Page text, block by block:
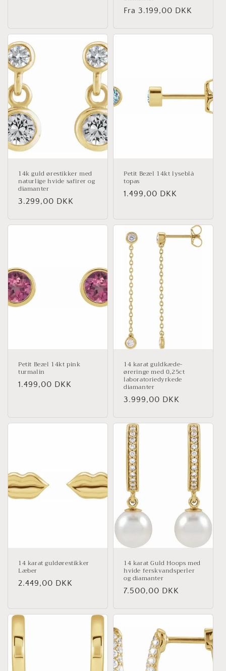
Normalpris
Fra 3.199,00 DKK
14k guld ørestikker med
naturlige hvide safirer og
diamanter
Normalpris
3.299,00 DKK
Petit Bezel 14kt lyseblå
topas
Normalpris
1.499,00 DKK
Petit Bezel 14kt pink
turmalin
Normalpris
1.499,00 DKK
14 karat guldkæde-
øreringe med 0,25ct
laboratoriedyrkede
diamanter
Normalpris
3.999,00 DKK
14 karat guldørestikker
Læber
Normalpris
2.449,00 DKK
14 karat Guld Hoops med
hvide ferskvandsperler
og diamanter
Normalpris
7.500,00 DKK